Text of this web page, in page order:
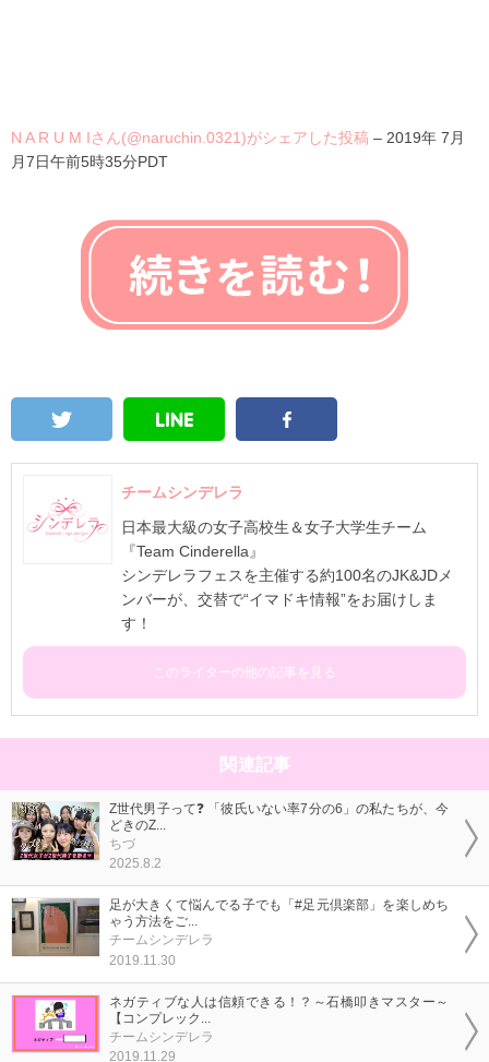
N A R U M Iさん(@naruchin.0321)がシェアした投稿 – 2019年 7月
月7日午前5時35分PDT
チームシンデレラ
日本最大級の女子高校生＆女子大学生チーム
『Team Cinderella』
シンデレラフェスを主催する約100名のJK&JDメ
ンバーが、交替で“イマドキ情報”をお届けしま
す！
このライターの他の記事を見る
関連記事
Z世代男子って❓ 「彼氏いない率7分の6」の私たちが、今
どきのZ...
ちづ
2025.8.2
足が大きくて悩んでる子でも「#足元倶楽部」を楽しめち
ゃう方法をご...
チームシンデレラ
2019.11.30
ネガティブな人は信頼できる！？～石橋叩きマスター～
【コンプレック...
チームシンデレラ
2019.11.29